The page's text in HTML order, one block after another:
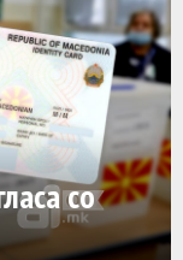
со